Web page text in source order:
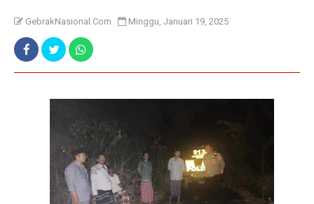
GebrakNasional.Com Minggu, Januari 19, 2025